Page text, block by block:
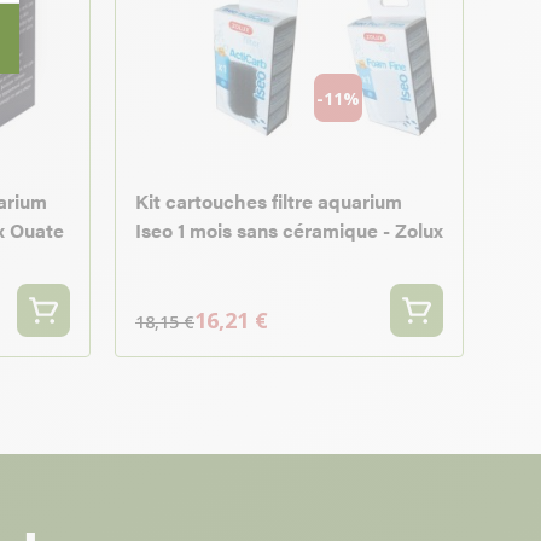
Ouate
-11%
Kit cartouches filtre aquarium
Iseo 1 mois sans céramique - Zolux
18,15 €16,21 €